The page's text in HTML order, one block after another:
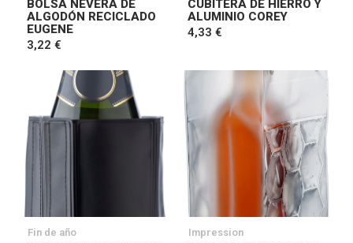
BOLSA NEVERA DE
ALGODÓN RECICLADO
EUGENE
3,22 €
CUBITERA DE HIERRO Y
ALUMINIO COREY
4,33 €
Fin de año Impression